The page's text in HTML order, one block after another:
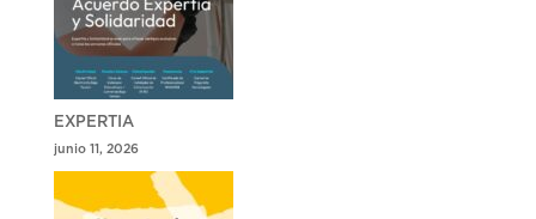
EXPERTIA
junio 11, 2026